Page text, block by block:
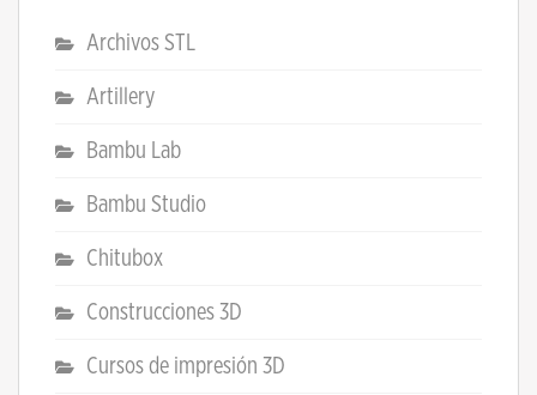
Archivos STL
Artillery
Bambu Lab
Bambu Studio
Chitubox
Construcciones 3D
Cursos de impresión 3D